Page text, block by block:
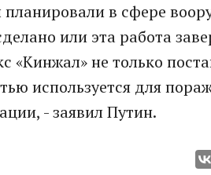
в сфере
или эта работа
«Кинжал» не только
используется для
- заявил Путин.